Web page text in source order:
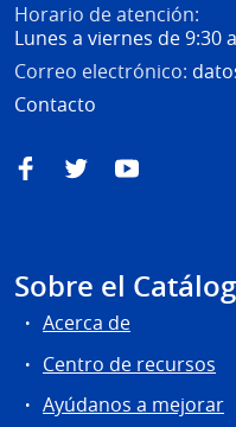
Horario de atención:
Lunes a viernes de 9:30
Correo electrónico:
Contacto
FacebookTwitterYouTube
Sobre el
Acerca de
Centro de recursos
Ayúdanos a mejorar